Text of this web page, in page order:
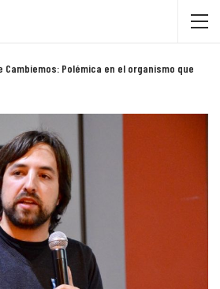
Cambiemos: Polémica en el organismo que